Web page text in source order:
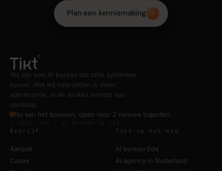
Plan een kennismaking ↗
Wij zijn een AI bureau dat stille systemen
bouwt. Wat wij neerzetten is meer
ademruimte, in de drukke wereld van
vandaag.
Nu aan het bouwen, open voor 2 nieuwe trajecten
Bedrijf
Aanpak
Cases
Tikt op het web
AI bureau Ede
AI agency in Nederland